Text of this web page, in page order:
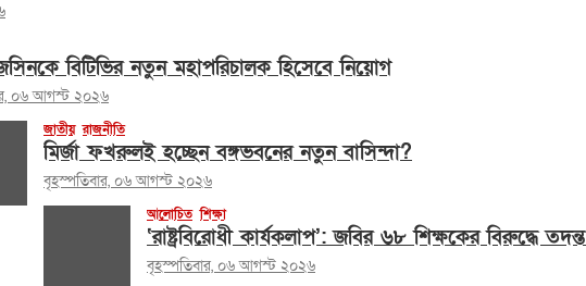
বিটিভির নতুন মহাপরিচালক হিসেবে নিয়োগ
০৬ আগস্ট ২০২৬
জাতীয় রাজনীতি
মির্জা ফখরুলই হচ্ছেন বঙ্গভবনের নতুন বাসিন্দা?
বৃহস্পতিবার, ০৬ আগস্ট ২০২৬
আলোচিত শিক্ষা
‘রাষ্ট্রবিরোধী কার্যকলাপ’: জবির ৬৮ শিক্ষকের বিরুদ্ধে
বৃহস্পতিবার, ০৬ আগস্ট ২০২৬